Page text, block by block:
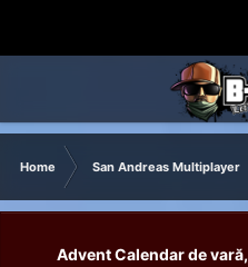
Home San Andreas Multiplayer
Advent Calendar de